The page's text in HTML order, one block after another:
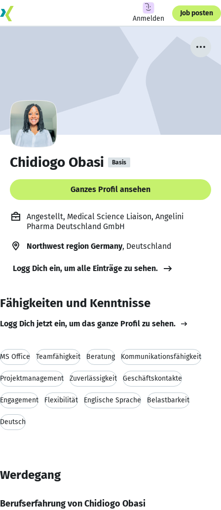
Anmelden
Job posten
Chidiogo Obasi Basis
Ganzes Profil ansehen
Angestellt, Medical Science Liaison, Angelini
Pharma Deutschland GmbH
Northwest region Germany, Deutschland
Logg Dich ein, um alle Einträge zu sehen.
Fähigkeiten und Kenntnisse
Logg Dich jetzt ein, um das ganze Profil zu sehen.
MS Office Teamfähigkeit Beratung Kommunikationsfähigkeit
Projektmanagement Zuverlässigkeit Geschäftskontakte
Engagement Flexibilität Englische Sprache Belastbarkeit
Deutsch
Werdegang
Berufserfahrung von Chidiogo Obasi